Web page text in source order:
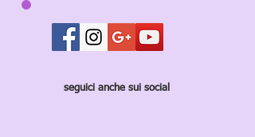
seguici anche sui social